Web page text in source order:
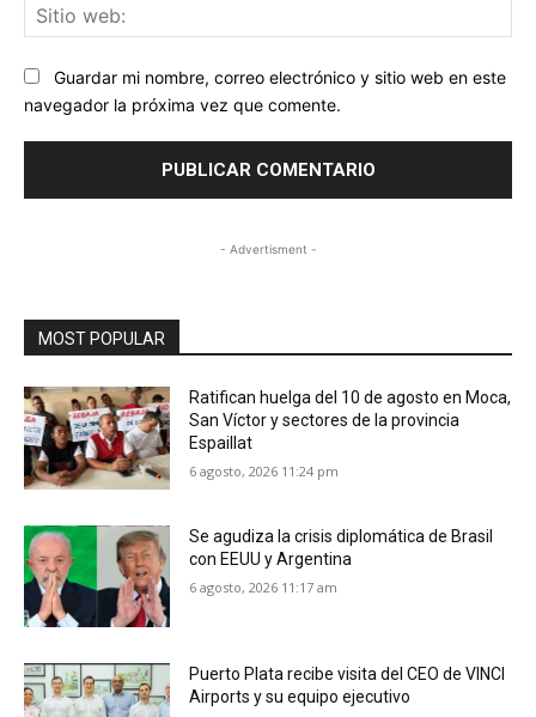
Guardar mi nombre, correo electrónico y sitio web en este
navegador la próxima vez que comente.
- Advertisment -
MOST POPULAR
Ratifican huelga del 10 de agosto en Moca,
San Víctor y sectores de la provincia
Espaillat
6 agosto, 2026 11:24 pm
Se agudiza la crisis diplomática de Brasil
con EEUU y Argentina
6 agosto, 2026 11:17 am
Puerto Plata recibe visita del CEO de VINCI
Airports y su equipo ejecutivo